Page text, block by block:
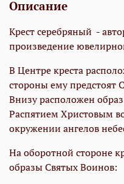
Описание
Крест серебряный -
произведение
В Центре креста
стороны ему предстоят
Внизу расположен
Распятием Христовым
окружении ангелов
На оборотной стороне
образы Святых Воинов: